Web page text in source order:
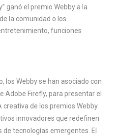
ganó el premio Webby a la
la comunidad o los
funciones
los Webby se han asociado con
Adobe Firefly, para presentar el
de los premios Webby.
innovadores que redefinen
de tecnologías emergentes. El